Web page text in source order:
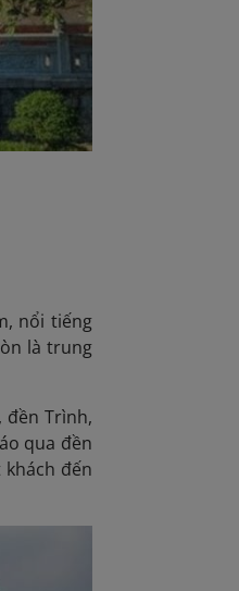
nổi tiếng
là trung
đền Trình,
qua đền
đến